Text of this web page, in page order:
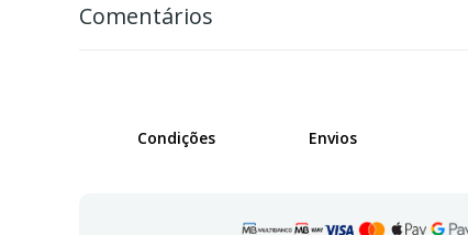
Comentários
Condições Envios